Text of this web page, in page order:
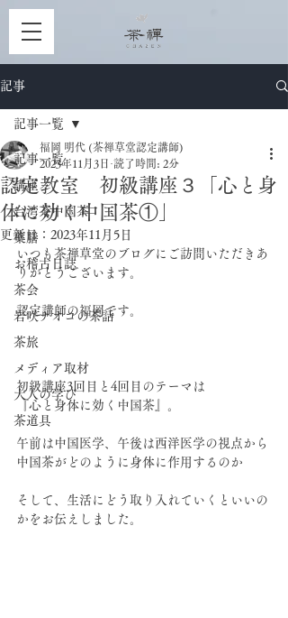
記事
記事一覧
講座
台湾茶中国茶
薬膳
お稽古日誌
茶会
岩咲ナオコの茶話
茶旅
メディア取材
大人の学び
茶道具
記事一覧
認定教室 初級講座３「心と身
体に効く中国茶①」
福岡 明代 (茶禅草堂認定講師)
2023年11月3日 読了時間: 2分
更新日： 2023年11月5日
いつも茶禅草堂のブログにご訪問いただきあ
りがとうございます。
認定講師の福岡です。
初級講座3回目と4回目のテーマは
『心と身体に効く中国茶』。
午前は中国医学、午後は西洋医学の視点から
中国茶がどのように身体に作用するのか
そして、生活にどう取り入れていくといいの
かをお伝えしました。